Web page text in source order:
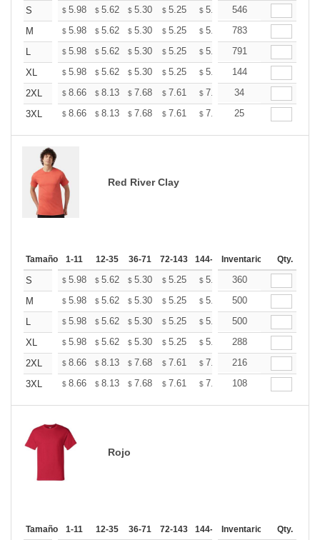
S $ 5.98 $ 5.62 $ 5.30 $ 5.25 $ 5.16 $5.12
546
M
$ 5.98 $ 5.62 $ 5.30 $ 5.25 $ 5.16 $5.12
783
L
$ 5.98 $ 5.62 $ 5.30 $ 5.25 $ 5.16 $5.12
791
XL
$ 5.98 $ 5.62 $ 5.30 $ 5.25 $ 5.16 $5.12
144
2XL
$ 8.66 $ 8.13 $ 7.68 $ 7.61 $ 7.48 $7.41
34
3XL
$ 8.66 $ 8.13 $ 7.68 $ 7.61 $ 7.48 $7.41
25
Red River Clay
Tamaño 1-11 12-35 36-71 72-143 144-287 288 + Más
Inventario Qty.
S $ 5.98 $ 5.62 $ 5.30 $ 5.25 $ 5.16 $5.12
360
M
$ 5.98 $ 5.62 $ 5.30 $ 5.25 $ 5.16 $5.12
500
L
$ 5.98 $ 5.62 $ 5.30 $ 5.25 $ 5.16 $5.12
500
XL
$ 5.98 $ 5.62 $ 5.30 $ 5.25 $ 5.16 $5.12
288
2XL
$ 8.66 $ 8.13 $ 7.68 $ 7.61 $ 7.48 $7.41
216
3XL
$ 8.66 $ 8.13 $ 7.68 $ 7.61 $ 7.48 $7.41
108
Rojo
Tamaño 1-11 12-35 36-71 72-143 144-287 288 + Más
Inventario Qty.